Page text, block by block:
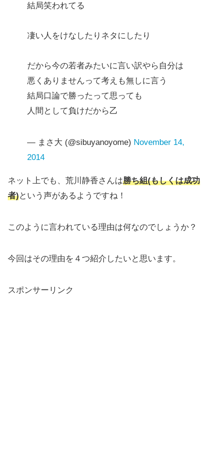
結局笑われてる
凄い人をけなしたりネタにしたり
だから今の若者みたいに言い訳やら自分は
悪くありませんって考えも無しに言う
結局口論で勝ったって思っても
人間として負けだから乙
— まさ大 (@sibuyanoyome) November 14,
2014
ネット上でも、荒川静香さんは勝ち組(もしくは成功
者)という声があるようですね！
このように言われている理由は何なのでしょうか？
今回はその理由を４つ紹介したいと思います。
スポンサーリンク